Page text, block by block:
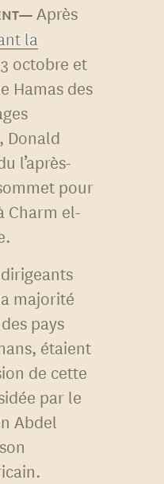
Après
la
octobre et
Hamas des
Donald
l’après-
pour
Charm el-
majorité
pays
étaient
de cette
par le
Abdel